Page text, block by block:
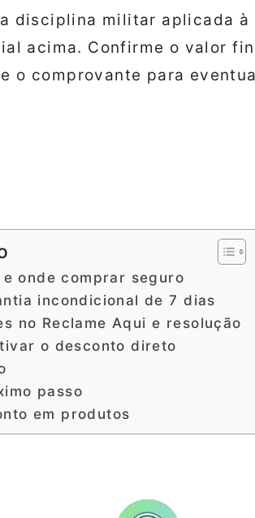
disciplina militar aplicada
acima. Confirme o valor
o comprovante para
onde comprar seguro
incondicional de 7 dias
no Reclame Aqui e resolução
o desconto direto
passo
em produtos